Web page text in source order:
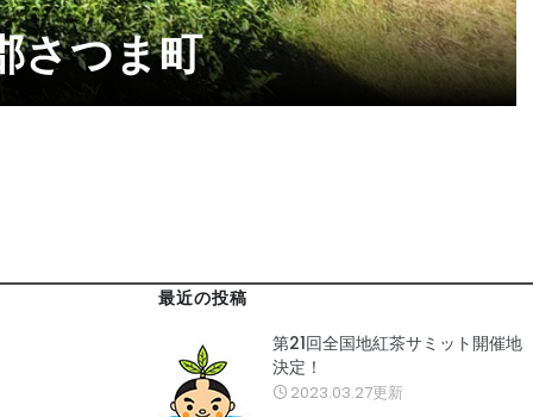
さつま町
最近の投稿
第21回全国地紅茶サミット開催地
決定！
2023.03.27更新